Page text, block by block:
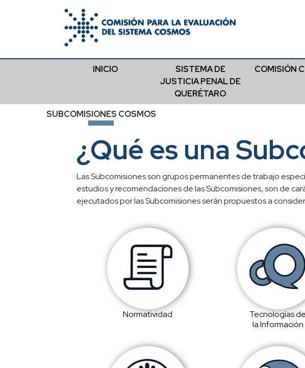
INICIO
SISTEMA DE
JUSTICIA PENAL DE
QUERÉTARO
COMISIÓN
SUBCOMISIONES COSMOS
¿Qué es una
Las Subcomisiones son grupos permanentes de trabajo
estudios y recomendaciones de las Subcomisiones, son de
ejecutados por las Subcomisiones serán propuestos a
Normatividad
Tecnologías de
la Información